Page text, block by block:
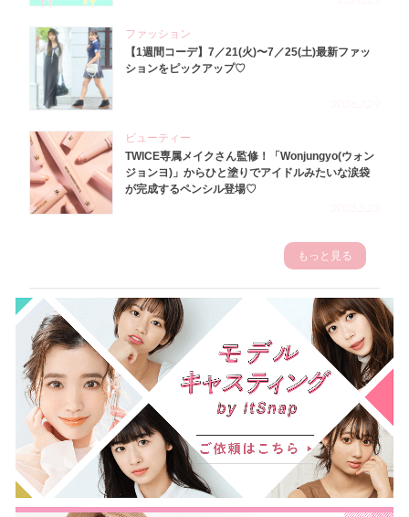
ファッション
【1週間コーデ】7／21(火)〜7／25(土)最新ファッ
ションをピックアップ♡
ビューティー
TWICE専属メイクさん監修！「Wonjungyo(ウォン
ジョンヨ)」からひと塗りでアイドルみたいな涙袋
が完成するペンシル登場♡
もっと見る